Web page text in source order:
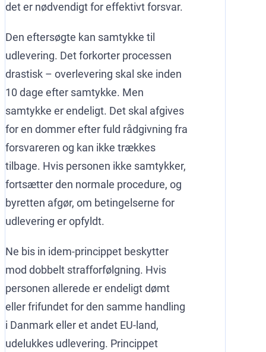
det er nødvendigt for effektivt forsvar.
Den eftersøgte kan samtykke til
udlevering. Det forkorter processen
drastisk – overlevering skal ske inden
10 dage efter samtykke. Men
samtykke er endeligt. Det skal afgives
for en dommer efter fuld rådgivning fra
forsvareren og kan ikke trækkes
tilbage. Hvis personen ikke samtykker,
fortsætter den normale procedure, og
byretten afgør, om betingelserne for
udlevering er opfyldt.
Ne bis in idem-princippet beskytter
mod dobbelt strafforfølgning. Hvis
personen allerede er endeligt dømt
eller frifundet for den samme handling
i Danmark eller et andet EU-land,
udelukkes udlevering. Princippet